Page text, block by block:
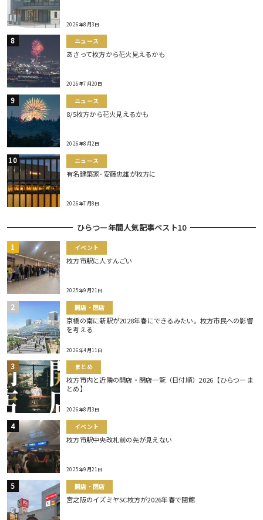
2026年8月3日
ニュース
あさって枚方から花火見えるかも
2026年7月20日
ニュース
8/5枚方から花火見えるかも
2026年8月2日
ニュース
有名建築家･安藤忠雄が枚方に
2026年7月8日
ひらつー年間人気記事ベスト10
イベント
枚方市駅に人すんごい
2025年9月21日
開店・閉店
京橋の南に新駅が2028年春にできるみたい。枚方市民への影響
を考える
2026年4月11日
まとめ
枚方市内と近隣の開店・閉店一覧（日付順）2026【ひらつーま
とめ】
2026年8月3日
イベント
枚方市駅中央改札前の先が見えない
2025年9月21日
開店・閉店
宮之阪のイズミヤSC枚方が2026年春で閉館